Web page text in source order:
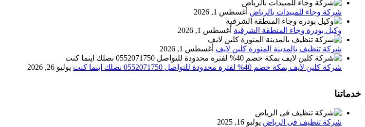
شركة وجاء للمبيدات بالرياض أغسطس 1, 2026
وكيل بودرة وجاء المنطقة الشرقية أغسطس 1, 2026
شركة تنظيف بالمدينة المنورة كلين لايف أغسطس 1, 2026
شركة كلين لايف بمكة خصم 40% لفترة محدودة للتواصل 0552071750 نصلك اينما كنت يوليو 26, 2026
خدماتنا
شركة تنظيف فى الرياض يوليو 16, 2025